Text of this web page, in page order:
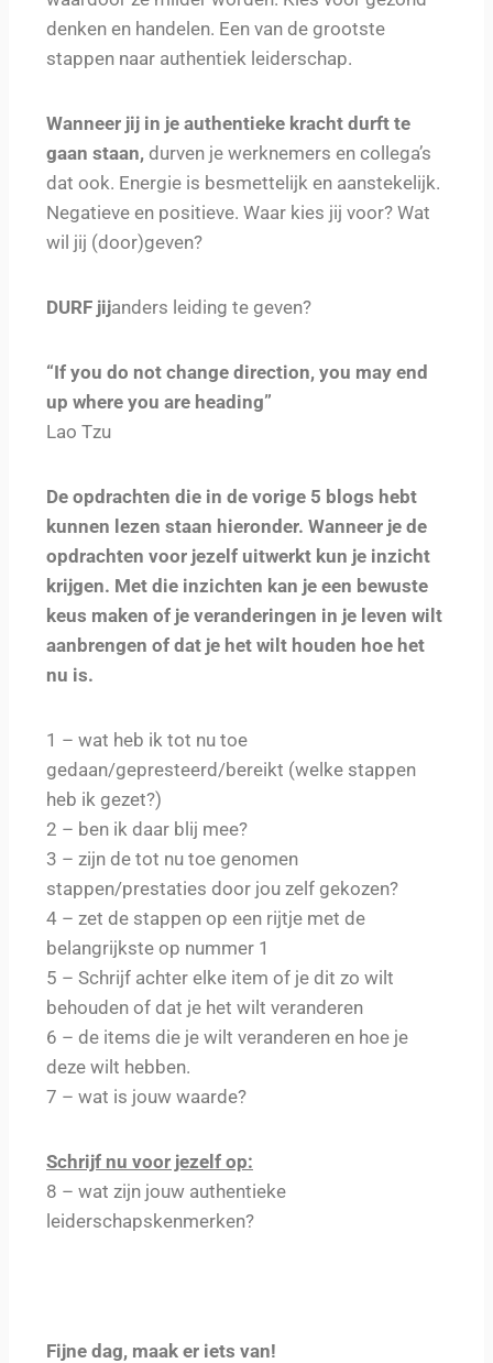
denken en handelen. Een van de grootste
stappen naar authentiek leiderschap.
Wanneer jij in je authentieke kracht durft te
gaan staan, durven je werknemers en collega’s
dat ook. Energie is besmettelijk en aanstekelijk.
Negatieve en positieve. Waar kies jij voor? Wat
wil jij (door)geven?
DURF jijanders leiding te geven?
“If you do not change direction, you may end
up where you are heading”
Lao Tzu
De opdrachten die in de vorige 5 blogs hebt
kunnen lezen staan hieronder. Wanneer je de
opdrachten voor jezelf uitwerkt kun je inzicht
krijgen. Met die inzichten kan je een bewuste
keus maken of je veranderingen in je leven wilt
aanbrengen of dat je het wilt houden hoe het
nu is.
1 – wat heb ik tot nu toe
gedaan/gepresteerd/bereikt (welke stappen
heb ik gezet?)
2 – ben ik daar blij mee?
3 – zijn de tot nu toe genomen
stappen/prestaties door jou zelf gekozen?
4 – zet de stappen op een rijtje met de
belangrijkste op nummer 1
5 – Schrijf achter elke item of je dit zo wilt
behouden of dat je het wilt veranderen
6 – de items die je wilt veranderen en hoe je
deze wilt hebben.
7 – wat is jouw waarde?
Schrijf nu voor jezelf op:
8 – wat zijn jouw authentieke
leiderschapskenmerken?
Fijne dag, maak er iets van!